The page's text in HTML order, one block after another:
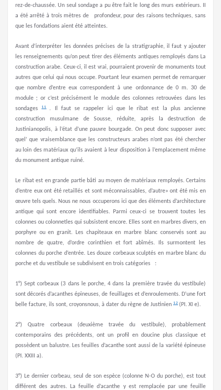
rez-de-chaussée. Un seul sondage a pu être fait le long des murs extérieurs. II
a été arrêté à trois mètres de profondeur, pour des raisons techniques, sans
que les fondations aient été atteintes.
Avant d’interpréter les données précises de la stratigraphie, il faut y ajouter
les renseignements qu’on peut tirer des éléments antiques remployés dans La
construction arabe. Ceux-ci, il est vrai, pourraient provenir de monuments tout
autres que celui qui nous occupe. Pourtant leur examen permet de remarquer
que nombre d’entre eux correspondent à une ordonnance de 0 m. 30 de
module ; or c’est précisément le module des colonnes retrouvées dans les
sondages11
. Il faut se rappeler ici que le ribat est la plus ancienne
construction musulmane de Sousse, réduite, après la destruction de
Justinianopolis, à l’état d’une pauvre bourgade. On peut donc supposer avec
quel’ que vraisemblance que les constructeurs arabes n’ont pas été chercher
au loin des matériaux qu’ils avaient à leur disposition à l’emplacement même
du monument antique ruiné.
Le ribat est en grande partie bâti au moyen de matériaux remployés. Certains
d’entre eux ont été retaillés et sont méconnaissables, d’autre» ont été mis en
œuvre tels quels. Nous ne nous occuperons ici que des éléments d’architecture
antique qui sont encore identifiables. Parmi ceux-ci se trouvent toutes les
colonnes ou colonnetles qui subsistent encore. Elles sont en marbres divers, en
porphyre ou en granit. Les chapiteaux en marbre blanc conservés sont au
nombre de quatre, d’ordre corinthien et fort abîmés. Ils surmontent les
colonnes du porche d’entrée. Les douze corbeaux sculptés en marbre blanc du
porche et du vestibule se subdivisent en trois catégories :
1°) Sept corbeaux (3 dans le porche, 4 dans la première travée du vestibule)
sont décorés d’acanthes épineuses, de feuillages et d’enroulements. D’une fort
belle facture, ils sont, croyonsnous, à dater du règne de Justinien 12 (PI. XI e).
2°) Quatre corbeaux (deuxième travée du vestibule), probablement
contemporains des précédents, ont un profil en doucine plus classique et
possèdent un balustre. Les feuilles d’acanthe sont aussi de la variété épineuse
(PI. XXIII a).
3°) Le dernier corbeau, seul de son espèce (colonne N-O du porche), est tout
différent des autres. La feuille d’acanthe y est remplacée par une feuille